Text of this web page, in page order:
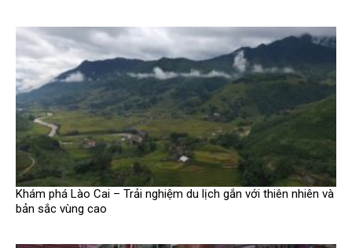
Khám phá Lào Cai – Trải nghiệm du lịch gắn với thiên nhiên và
bản sắc vùng cao